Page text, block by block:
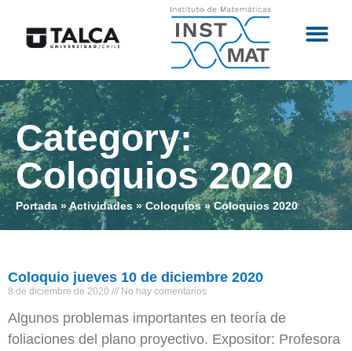
Category:
Coloquios 2020
Portada »Actividades »Coloquios»Coloquios 2020
Coloquio jueves 10 de diciembre 2020
8 de diciembre de 2020 No hay comentarios
Algunos problemas importantes en teoría de
foliaciones del plano proyectivo. Expositor: Profesora